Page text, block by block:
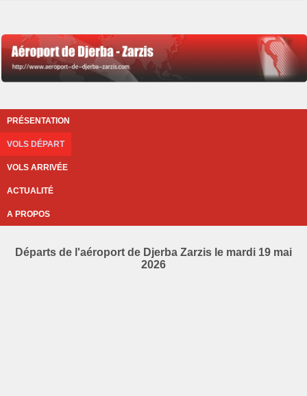
PRÉSENTATION
VOLS DÉPART
VOLS ARRIVÉE
ACTUALITÉ
A PROPOS
Départs de l'aéroport de Djerba Zarzis le mardi 19 mai
2026